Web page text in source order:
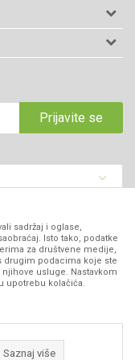
Prijavite se
Prijavite se
sadržaj i oglase,
Isto tako, podatke
za društvene medije,
drugim podacima koje ste
usluge. Nastavkom
upotrebu kolačića.
Saznaj više